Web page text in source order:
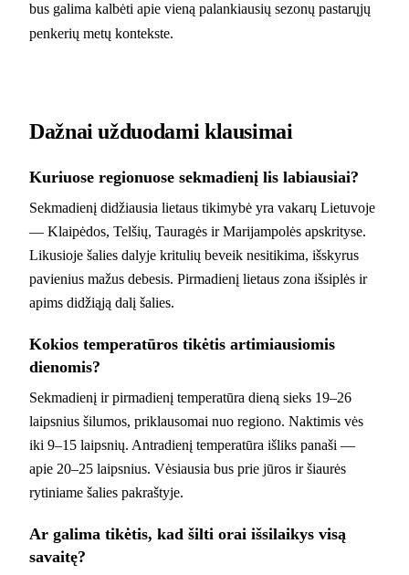
bus galima kalbėti apie vieną palankiausių sezonų pastarųjų
penkerių metų kontekste.
Dažnai užduodami klausimai
Kuriuose regionuose sekmadienį lis labiausiai?
Sekmadienį didžiausia lietaus tikimybė yra vakarų Lietuvoje
— Klaipėdos, Telšių, Tauragės ir Marijampolės apskrityse.
Likusioje šalies dalyje kritulių beveik nesitikima, išskyrus
pavienius mažus debesis. Pirmadienį lietaus zona išsiplės ir
apims didžiąją dalį šalies.
Kokios temperatūros tikėtis artimiausiomis
dienomis?
Sekmadienį ir pirmadienį temperatūra dieną sieks 19–26
laipsnius šilumos, priklausomai nuo regiono. Naktimis vės
iki 9–15 laipsnių. Antradienį temperatūra išliks panaši —
apie 20–25 laipsnius. Vėsiausia bus prie jūros ir šiaurės
rytiniame šalies pakraštyje.
Ar galima tikėtis, kad šilti orai išsilaikys visą
savaitę?